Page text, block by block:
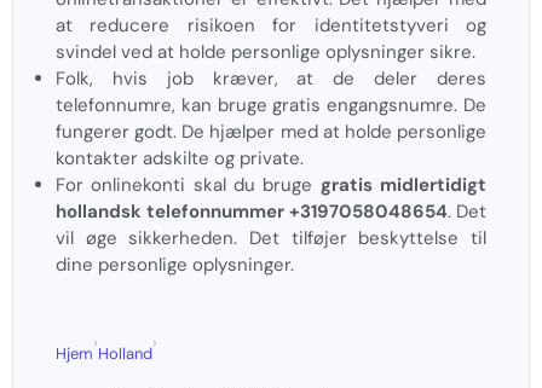
at reducere risikoen for identitetstyveri og
svindel ved at holde personlige oplysninger sikre.
Folk, hvis job kræver, at de deler deres
telefonnumre, kan bruge gratis engangsnumre. De
fungerer godt. De hjælper med at holde personlige
kontakter adskilte og private.
For onlinekonti skal du bruge gratis midlertidigt
hollandsk telefonnummer +3197058048654. Det
vil øge sikkerheden. Det tilføjer beskyttelse til
dine personlige oplysninger.
Hjem
›
Holland
›